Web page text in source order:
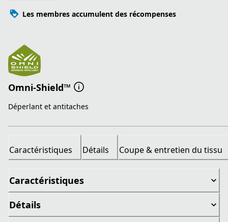
Les membres accumulent des récompenses
Omni-Shield™
Déperlant et antitaches
Caractéristiques Détails Coupe & entretien du tissu
Caractéristiques
Détails